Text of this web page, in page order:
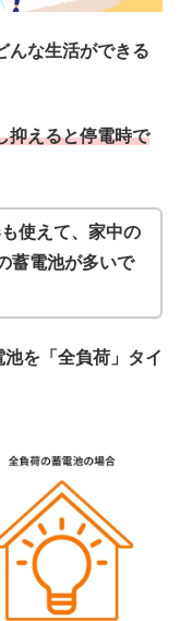
んな生活ができる
抑えると停電時で
使えて、家中の
蓄電池が多いで
を「全負荷」タイ